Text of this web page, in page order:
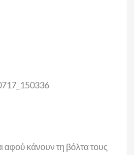
αφού κάνουν τη βόλτα τους